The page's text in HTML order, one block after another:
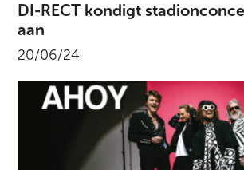
DI-RECT kondigt
aan
20/06/24